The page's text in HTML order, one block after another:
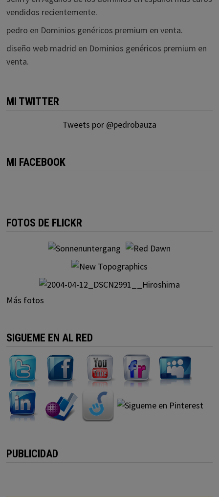
vendidos recientemente.
pedro en Dominios genéricos premium en venta.
diseño web madrid en Dominios genéricos premium en
venta.
MI TWITTER
Tweets por @pedrobauza
MI FACEBOOK
FOTOS DE FLICKR
Más fotos
SIGUEME EN AL RED
PUBLICIDAD